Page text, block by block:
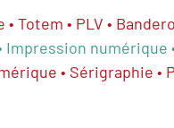
• PLV •
• Sérigraphie